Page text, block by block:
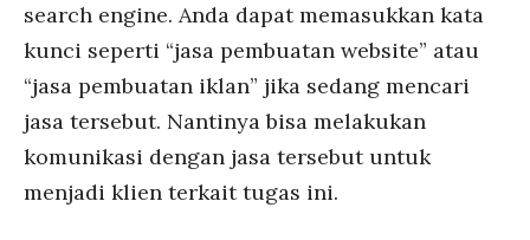
search engine. Anda dapat memasukkan kata
kunci seperti “jasa pembuatan website” atau
“jasa pembuatan iklan” jika sedang mencari
jasa tersebut. Nantinya bisa melakukan
komunikasi dengan jasa tersebut untuk
menjadi klien terkait tugas ini.